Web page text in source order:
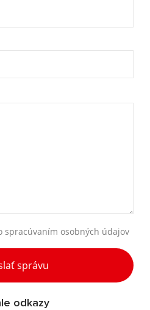
spracúvaním osobných údajov
správu
odkazy